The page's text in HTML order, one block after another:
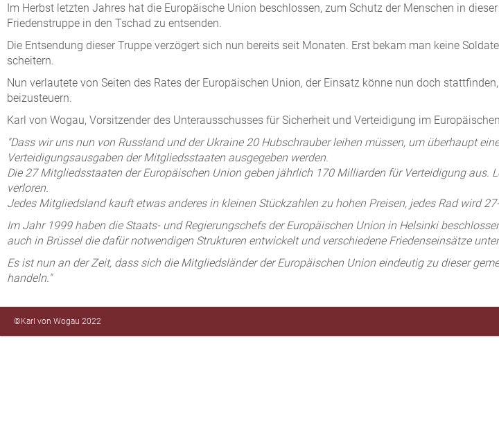
Im Herbst letzten Jahres hat die Europäische Union beschlossen, zum Schutz der Menschen in
Friedenstruppe in den Tschad zu entsenden.
Die Entsendung dieser Truppe verzögert sich nun bereits seit Monaten. Erst bekam man keine
scheitern.
Nun verlautete von Seiten des Rates der Europäischen Union, der Einsatz könne nun doch
beizusteuern.
Karl von Wogau, Vorsitzender des Unterausschusses für Sicherheit und Verteidigung im
"Dass wir uns nun von Russland und der Ukraine 20 Hubschrauber leihen müssen, um überhaupt
Verteidigungsausgaben der Mitgliedsstaaten ausgegeben werden.
Die 27 Mitgliedsstaaten der Europäischen Union geben jährlich 170 Milliarden für Verteidigung
verloren.
Jedes Mitgliedsland kauft etwas anderes in kleinen Stückzahlen zu hohen Preisen, jedes Rad wird
Im Jahr 1999 haben die Staats- und Regierungschefs der Europäischen Union in Helsinki
auch in Brüssel die dafür notwendigen Strukturen entwickelt und verschiedene Friedenseinsätze
Es ist nun an der Zeit, dass sich die Mitgliedsländer der Europäischen Union eindeutig zu dieser
handeln."
©Karl von Wogau 2022